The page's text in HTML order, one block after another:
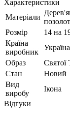
Характеристики
Матеріали
Розмір
14 на
Країна
виробник
Україна
Образ
Святої
Стан
Новий
Вид
виробу
Ікона
Відгуки